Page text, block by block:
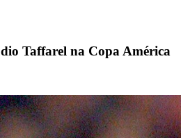
Taffarel na Copa América